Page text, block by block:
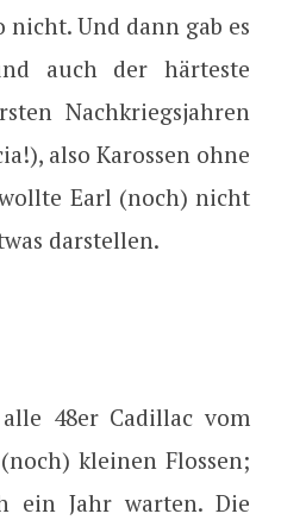
Und dann gab es
auch der härteste
Nachkriegsjahren
also Karossen ohne
Earl (noch) nicht
darstellen.
48er Cadillac vom
kleinen Flossen;
ein Jahr warten. Die